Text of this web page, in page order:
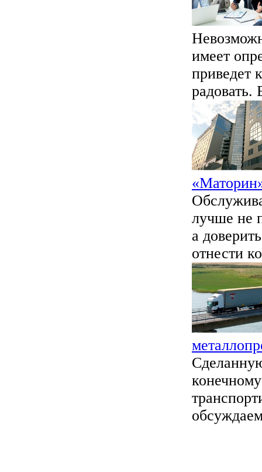
имеет
приведет
радовать.
лучше не
а
отнести